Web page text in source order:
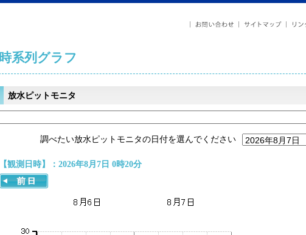
時系列グラフ
放水ピットモニタ
調べたい放水ピットモニタの日付を選んでください
【観測日時】：2026年8月7日 0時20分